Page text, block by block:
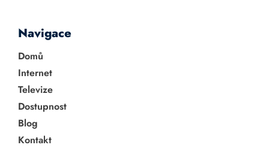
Navigace
Domů
Internet
Televize
Dostupnost
Blog
Kontakt